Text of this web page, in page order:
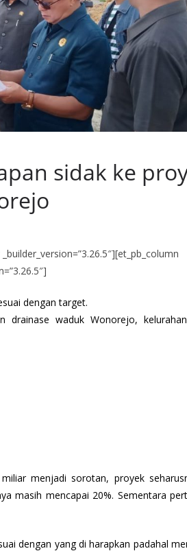
sidak ke
dengan target.
drainase waduk Wonorejo,
menjadi sorotan, proyek
masih mencapai 20%. Sementara
dengan yang di harapkan padahal